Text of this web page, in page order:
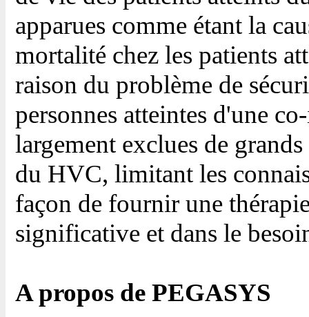
apparues comme étant la
mortalité chez les patients
raison du problème de
personnes atteintes d'une
largement exclues de
du HVC, limitant les
façon de fournir une
significative et dans le
A propos de PEGASYS